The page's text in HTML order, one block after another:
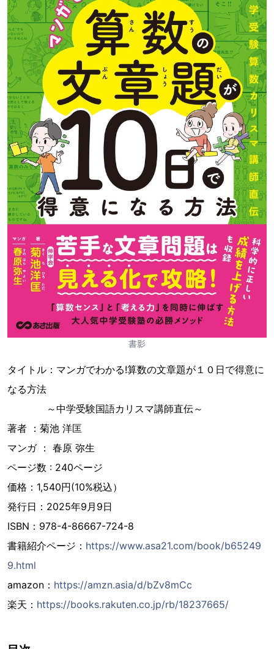
書影
タイトル：マンガでわかる!算数の文章題が１０日で得意に
なる方法
～中学受験国語カリスマ講師直伝～
著者 ：菊池 洋匡
マンガ ： 春原 弥生
ページ数 : 240ページ
価格：1,540円(10%税込）
発行日：2025年9月9日
ISBN：978-4-86667-724-8
書籍紹介ページ： https://www.asa21.com/book/b65249
9.html
amazon： https://amzn.asia/d/bZv8mCc
楽天： https://books.rakuten.co.jp/rb/18237665/